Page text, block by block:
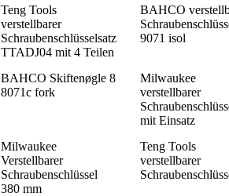
Teng Tools
verstellbarer
Schraubenschlüsselsatz
TTADJ04 mit 4 Teilen
BAHCO
9071 isol
BAHCO Skiftenøgle 8
8071c fork
Milwaukee
verstellbarer
mit Einsatz
Milwaukee
Verstellbarer
Schraubenschlüssel
380 mm
Teng Tools
verstellbarer